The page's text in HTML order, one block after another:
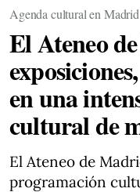
Agenda cultural en Madrid
El Ateneo
en una
cultural de
El Ateneo de
programación